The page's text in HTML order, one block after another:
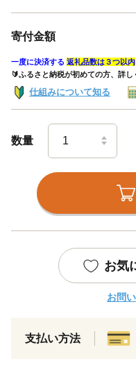
寄付金額
一度に決済する 返礼品数は３つ以内
🔰ふるさと納税が初めての方、詳し
仕組みについて知る
数量
お気
お問
支払い方法